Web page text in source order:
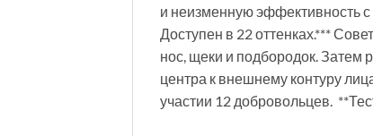
и неизменную эффективность
Доступен в 22 оттенках.***
нос, щеки и подбородок.
центра к внешнему контуру
участии 12 добровольцев.